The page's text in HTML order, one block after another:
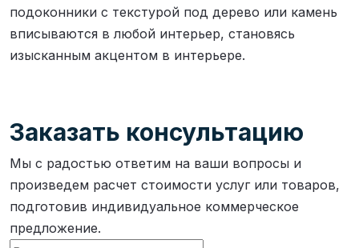
подоконники с текстурой под дерево или камень
вписываются в любой интерьер, становясь
изысканным акцентом в интерьере.
Заказать консультацию
Мы с радостью ответим на ваши вопросы и
произведем расчет стоимости услуг или товаров,
подготовив индивидуальное коммерческое
предложение.